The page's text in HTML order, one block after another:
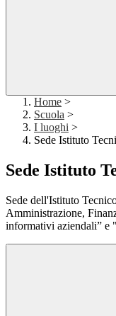
Home >
Scuola >
I luoghi >
Sede Istituto
Sede Istituto
Sede dell'Istituto
Amministrazione,
informativi aziendali” e